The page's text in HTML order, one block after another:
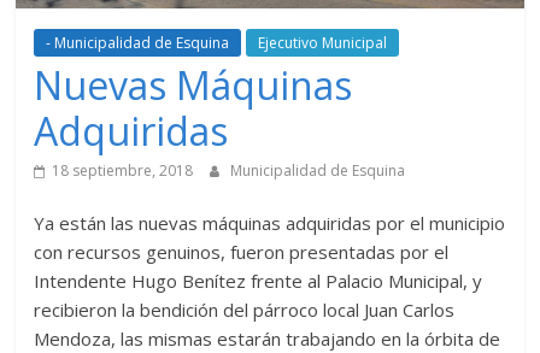
- Municipalidad de Esquina Ejecutivo Municipal
Nuevas Máquinas
Adquiridas
18 septiembre, 2018 Municipalidad de Esquina
Ya están las nuevas máquinas adquiridas por el municipio
con recursos genuinos, fueron presentadas por el
Intendente Hugo Benítez frente al Palacio Municipal, y
recibieron la bendición del párroco local Juan Carlos
Mendoza, las mismas estarán trabajando en la órbita de